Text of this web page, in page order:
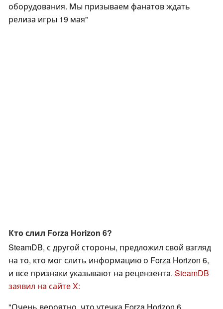
оборудования. Мы призываем фанатов ждать
релиза игры 19 мая"
Кто слил Forza Horizon 6?
SteamDB, с другой стороны, предложил свой взгляд
на то, кто мог слить информацию о Forza Horizon 6,
и все признаки указывают на рецензента. SteamDB
заявил на сайте X: